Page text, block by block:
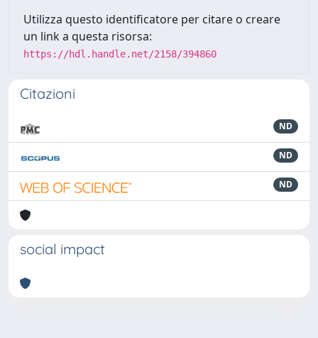
Utilizza questo identificatore per citare o creare
un link a questa risorsa:
https://hdl.handle.net/2158/394860
Citazioni
ND
ND
ND
social impact